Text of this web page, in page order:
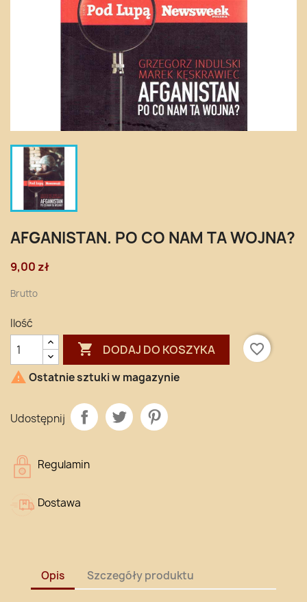
AFGANISTAN. PO CO NAM TA WOJNA?
9,00 zł
Brutto
Ilość
 DODAJ DO KOSZYKA
favorite_border
 Ostatnie sztuki w magazynie
Udostępnij
Regulamin
Dostawa
Opis Szczegóły produktu